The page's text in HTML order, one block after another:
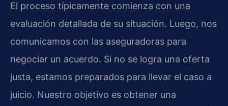
El proceso típicamente comienza con una
evaluación detallada de su situación. Luego, nos
comunicamos con las aseguradoras para
negociar un acuerdo. Si no se logra una oferta
justa, estamos preparados para llevar el caso a
juicio. Nuestro objetivo es obtener una